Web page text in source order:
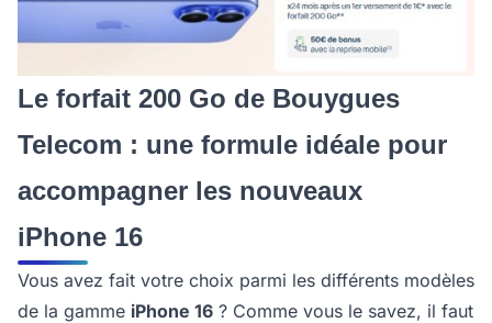
Le forfait 200 Go de Bouygues
Telecom : une formule idéale pour
accompagner les nouveaux
iPhone 16
Vous avez fait votre choix parmi les différents modèles
de la gamme iPhone 16 ? Comme vous le savez, il faut